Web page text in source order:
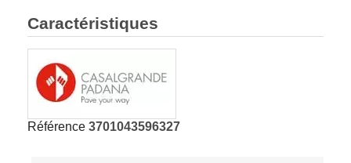
Caractéristiques
Référence 3701043596327